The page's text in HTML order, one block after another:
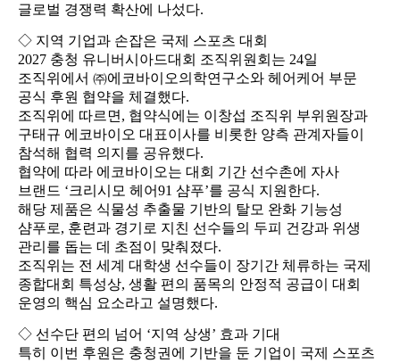
글로벌 경쟁력 확산에 나섰다.
◇ 지역 기업과 손잡은 국제 스포츠 대회
2027 충청 유니버시아드대회 조직위원회는 24일
조직위에서 ㈜에코바이오의학연구소와 헤어케어 부문
공식 후원 협약을 체결했다.
조직위에 따르면, 협약식에는 이창섭 조직위 부위원장과
구태규 에코바이오 대표이사를 비롯한 양측 관계자들이
참석해 협력 의지를 공유했다.
협약에 따라 에코바이오는 대회 기간 선수촌에 자사
브랜드 ‘크리시모 헤어91 샴푸’를 공식 지원한다.
해당 제품은 식물성 추출물 기반의 탈모 완화 기능성
샴푸로, 훈련과 경기로 지친 선수들의 두피 건강과 위생
관리를 돕는 데 초점이 맞춰졌다.
조직위는 전 세계 대학생 선수들이 장기간 체류하는 국제
종합대회 특성상, 생활 편의 품목의 안정적 공급이 대회
운영의 핵심 요소라고 설명했다.
◇ 선수단 편의 넘어 ‘지역 상생’ 효과 기대
특히 이번 후원은 충청권에 기반을 둔 기업이 국제 스포츠